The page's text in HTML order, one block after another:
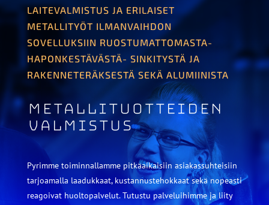
LAITEVALMISTUS JA ERILAISET
METALLITYÖT ILMANVAIHDON
SOVELLUKSIIN RUOSTUMATTOMASTA-
HAPONKESTÄVÄSTÄ- SINKITYSTÄ JA
RAKENNETERÄKSESTÄ SEKÄ ALUMIINISTA
Metalli­tuotteiden
valmistus
Pyrimme toiminnallamme pitkäaikaisiin asiakassuhteisiin
tarjoamalla laadukkaat, kustannustehokkaat sekä nopeasti
reagoivat huoltopalvelut. Tutustu palveluihimme ja liity